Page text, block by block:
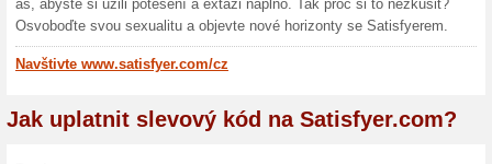
inovace, vyvolávají úžas a
zkoušce času.